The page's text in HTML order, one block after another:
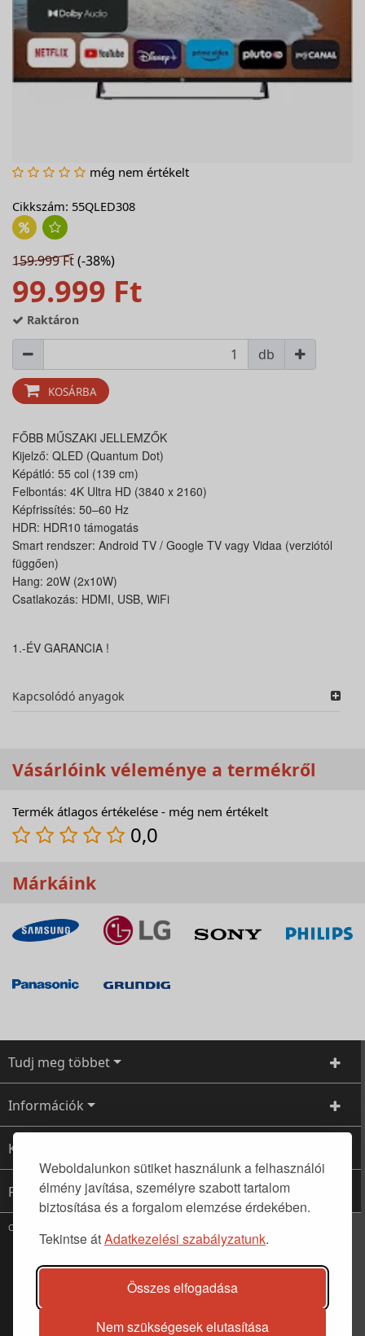
Weboldalunkon sütiket használunk a felhasználói
élmény javítása, személyre szabott tartalom
biztosítása és a forgalom elemzése érdekében.
Tekintse átAdatkezelési szabályzatunk.
Összes elfogadása
Nem szükségesek elutasítása
még nem értékelt
Cikkszám: 55QLED308
159.999 Ft(-38%)
99.999 Ft
Raktáron
db
KOSÁRBA
FŐBB MŰSZAKI JELLEMZŐK
Kijelző: QLED (Quantum Dot)
Képátló: 55 col (139 cm)
Felbontás: 4K Ultra HD (3840 x 2160)
Képfrissítés: 50–60 Hz
HDR: HDR10 támogatás
Smart rendszer: Android TV / Google TV vagy Vidaa (verziótól
függően)
Hang: 20W (2x10W)
Csatlakozás: HDMI, USB, WiFi
1.-ÉV GARANCIA !
Kapcsolódó anyagok
Vásárlóink véleménye a termékről
Termék átlagos értékelése - még nem értékelt
0,0
Márkáink
Tudj meg többet
Információk
Kapcsolat
Feliratkozás
Copyright ©2022 Futuretom Kft.